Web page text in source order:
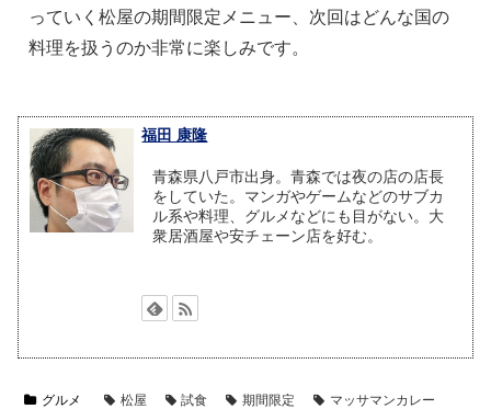
っていく松屋の期間限定メニュー、次回はどんな国の
料理を扱うのか非常に楽しみです。
福田 康隆
青森県八戸市出身。青森では夜の店の店長
をしていた。マンガやゲームなどのサブカ
ル系や料理、グルメなどにも目がない。大
衆居酒屋や安チェーン店を好む。
グルメ 松屋 試食 期間限定 マッサマンカレー